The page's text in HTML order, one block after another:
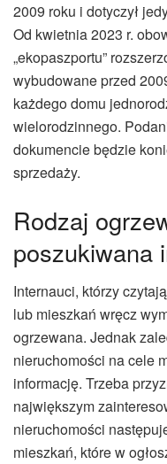
2009 roku i dotyczył
Od kwietnia 2023 r.
„ekopaszportu”
wybudowane przed
każdego domu
wielorodzinnego.
dokumencie będzie
sprzedaży.
Rodzaj
poszukiwana
Internauci, którzy
lub mieszkań wręcz
ogrzewana. Jednak
nieruchomości na cele
informację. Trzeba
największym
nieruchomości
mieszkań, które w